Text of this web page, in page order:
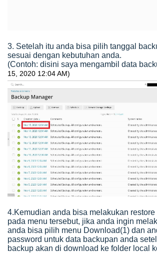
3. Setelah itu anda bisa pilih tanggal
sesuai dengan kebutuhan anda.
(Contoh: disini saya mengambil data
15, 2020 12:04 AM)
4.Kemudian anda bisa melakukan
pada menu tersebut, jika anda ingin
anda bisa pilih menu Download(1) dan
password untuk data backupan anda
backup akan di download ke folder local